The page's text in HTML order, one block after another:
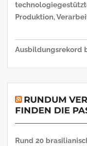
Produktion,
Ausbildungsrekord
RUNDUM
FINDEN DIE
Rund 20